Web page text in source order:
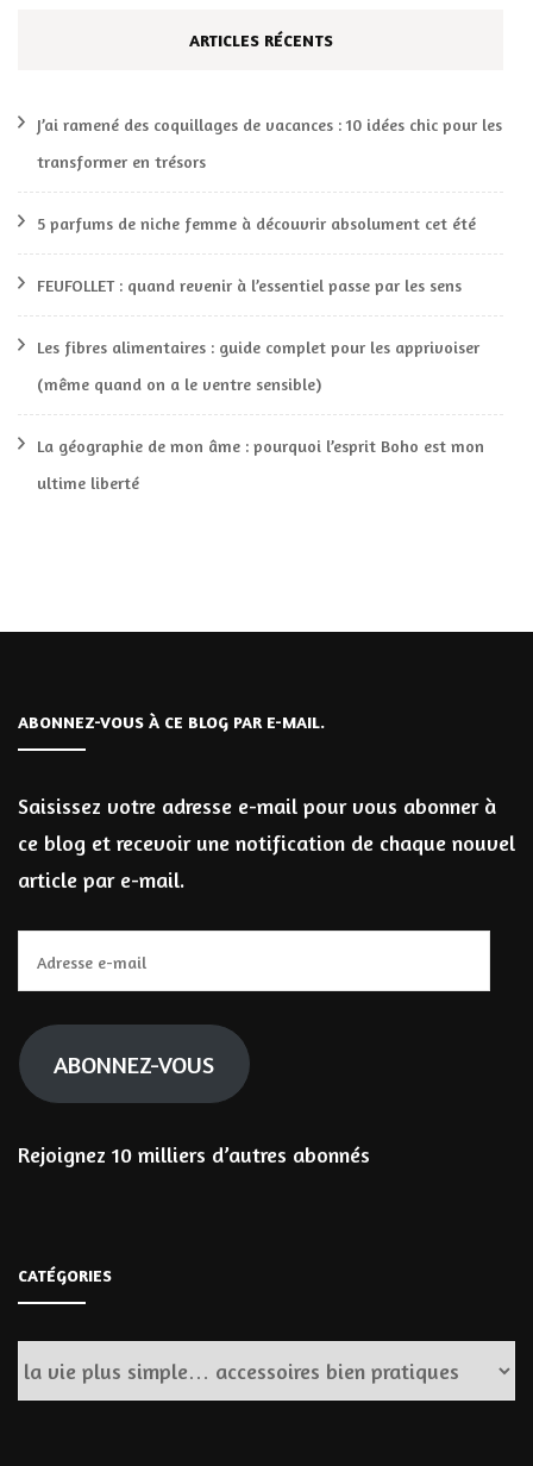
ARTICLES RÉCENTS
J’ai ramené des coquillages de vacances : 10 idées chic pour les
transformer en trésors
5 parfums de niche femme à découvrir absolument cet été
FEUFOLLET : quand revenir à l’essentiel passe par les sens
Les fibres alimentaires : guide complet pour les apprivoiser
(même quand on a le ventre sensible)
La géographie de mon âme : pourquoi l’esprit Boho est mon
ultime liberté
ABONNEZ-VOUS À CE BLOG PAR E-MAIL.
Saisissez votre adresse e-mail pour vous abonner à
ce blog et recevoir une notification de chaque nouvel
article par e-mail.
e-
mail
ABONNEZ-VOUS
Rejoignez 10 milliers d’autres abonnés
CATÉGORIES
Catégories